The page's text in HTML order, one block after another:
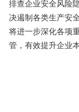
排查企业安全风险
决遏制各类生产安
将进一步深化各项
管，有效提升企业